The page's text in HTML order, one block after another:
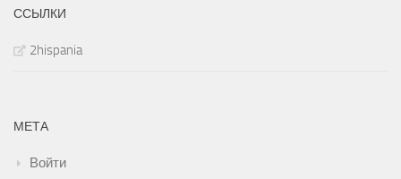
ССЫЛКИ
2hispania
МЕТА
Войти